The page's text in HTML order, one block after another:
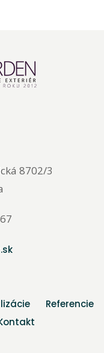
8702/3
Referencie